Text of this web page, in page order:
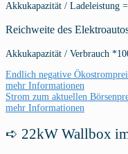
Akkukapazität / Ladeleistung
Reichweite des
Akkukapazität / Verbrauch
Endlich negative
mehr Informationen
Strom zum aktuellen
mehr Informationen
➪ 22kW Wallbox